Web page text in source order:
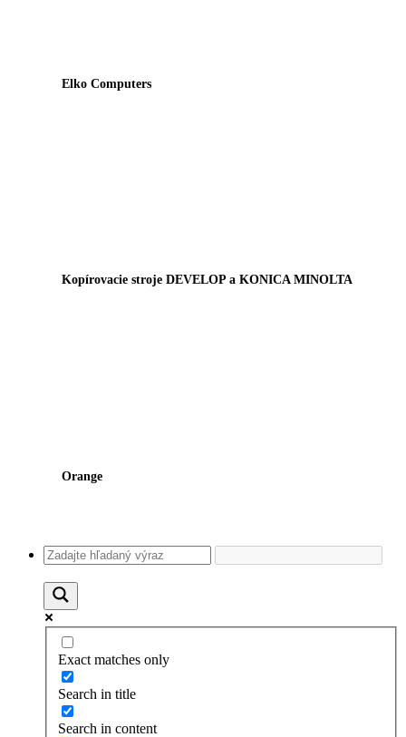
Elko Computers
Kopírovacie stroje DEVELOP a KONICA MINOLTA
Orange
Exact matches only
Search in title
Search in content